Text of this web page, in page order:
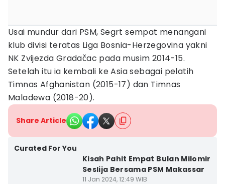
Usai mundur dari PSM, Segrt sempat menangani
klub divisi teratas Liga Bosnia-Herzegovina yakni
NK Zvijezda Gradačac pada musim 2014-15.
Setelah itu ia kembali ke Asia sebagai pelatih
Timnas Afghanistan (2015-17) dan Timnas
Maladewa (2018-20).
Share Article
Curated For You
Kisah Pahit Empat Bulan Milomir
Seslija Bersama PSM Makassar
11 Jan 2024, 12:49 WIB